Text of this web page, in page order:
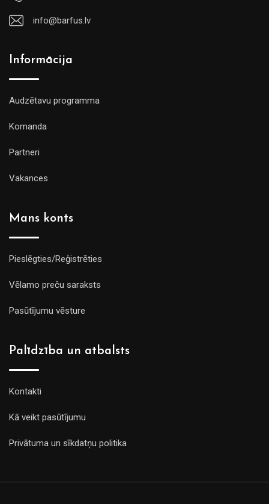
info@barfus.lv
Informācija
Audzētavu programma
Komanda
Partneri
Vakances
Mans konts
Pieslēgties/Reģistrēties
Vēlamo preču saraksts
Pasūtījumu vēsture
Palīdzība un atbalsts
Kontakti
Kā veikt pasūtījumu
Privātuma un sīkdatņu politika